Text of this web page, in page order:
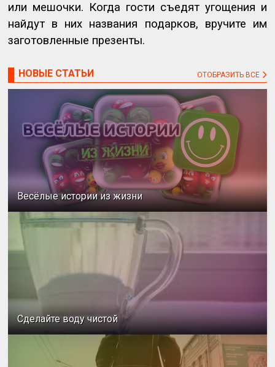
или мешочки. Когда гости съедят угощения и
найдут в них названия подарков, вручите им
заготовленные презенты.
НОВЫЕ СТАТЬИ ОТОБРАЗИТЬ ВСЕ
Весёлые истории из жизни
Сделайте воду чистой